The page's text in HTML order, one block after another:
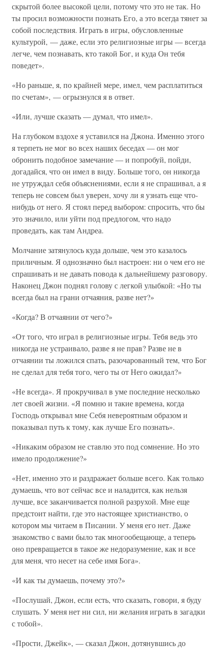
скрытой более высокой цели, потому что это не так. Но
ты просил возможности познать Его, а это всегда тянет за
собой последствия. Играть в игры, обусловленные
культурой, — даже, если это религиозные игры — всегда
легче, чем познавать, кто такой Бог, и куда Он тебя
поведет».
«Но раньше, я, по крайней мере, имел, чем расплатиться
по счетам», — огрызнулся я в ответ.
«Или, лучше сказать — думал, что имел».
На глубоком вздохе я уставился на Джона. Именно этого
я терпеть не мог во всех наших беседах — он мог
обронить подобное замечание — и попробуй, пойди,
догадайся, что он имел в виду. Больше того, он никогда
не утруждал себя объяснениями, если я не спрашивал, а я
теперь не совсем был уверен, хочу ли я узнать еще что-
нибудь от него. Я стоял перед выбором: спросить, что бы
это значило, или уйти под предлогом, что надо
проведать, как там Андреа.
Молчание затянулось куда дольше, чем это казалось
приличным. Я однозначно был настроен: ни о чем его не
спрашивать и не давать повода к дальнейшему разговору.
Наконец Джон поднял голову с легкой улыбкой: «Но ты
всегда был на грани отчаяния, разве нет?»
«Когда? В отчаянии от чего?»
«От того, что играл в религиозные игры. Тебя ведь это
никогда не устраивало, разве я не прав? Разве не в
отчаянии ты ложился спать, разочарованный тем, что Бог
не сделал для тебя того, чего ты от Него ожидал?»
«Не всегда». Я прокручивал в уме последние несколько
лет своей жизни. «Я помню и такие времена, когда
Господь открывал мне Себя невероятным образом и
показывал путь к тому, как лучше Его познать».
«Никаким образом не ставлю это под сомнение. Но это
имело продолжение?»
«Нет, именно это и раздражает больше всего. Как только
думаешь, что вот сейчас все и наладится, как нельзя
лучше, все заканчивается полной разрухой. Мне еще
предстоит найти, где это настоящее христианство, о
котором мы читаем в Писании. У меня его нет. Даже
знакомство с вами было так многообещающе, а теперь
оно превращается в такое же недоразумение, как и все
для меня, что несет на себе имя Бога».
«И как ты думаешь, почему это?»
«Послушай, Джон, если есть, что сказать, говори, я буду
слушать. У меня нет ни сил, ни желания играть в загадки
с тобой».
«Прости, Джейк», — сказал Джон, дотянувшись до